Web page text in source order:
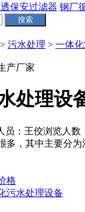
保安过滤器 钢厂
> 污水处理 > 一体
处理设
员：王佼浏览人数
多，其中主要分